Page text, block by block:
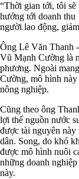
“Thời gian tới, tôi sẽ
hướng tới doanh thu
người lao động,
Ông Lê Văn Thanh
Vũ Mạnh Cường là
phương. Ngoài
Cường, mô hình này
nông nghiệp.
Cũng theo ông
lợi thế nguồn nước
được tài nguyên
dân. Song, do khó
được mô hình nuôi
những doanh
này.